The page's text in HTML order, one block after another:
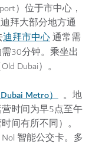
）位于市中心，
拜大部分地方通
迪拜市中心通常需
30分钟。乘坐出
Dubai）。
Metro） 。地
时间为早5点至午
间有所不同）。
智能公交卡。多